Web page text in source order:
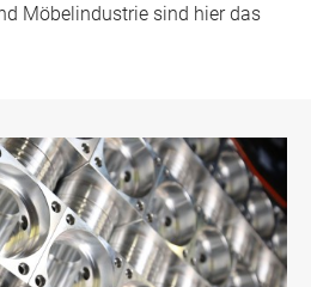
Möbelindustrie sind hier das